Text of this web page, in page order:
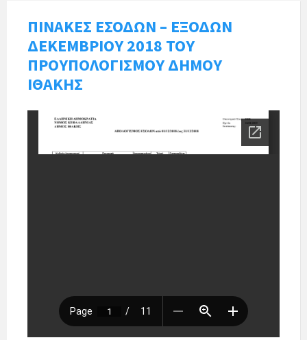
ΠΙΝΑΚΕΣ ΕΣΟΔΩΝ – ΕΞΟΔΩΝ
ΔΕΚΕΜΒΡΙΟΥ 2018 ΤΟΥ
ΠΡΟΥΠΟΛΟΓΙΣΜΟΥ ΔΗΜΟΥ
ΙΘΑΚΗΣ